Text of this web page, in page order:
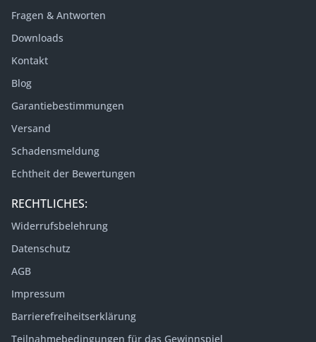
Fragen & Antworten
Downloads
Kontakt
Blog
Garantiebestimmungen
Versand
Schadensmeldung
Echtheit der Bewertungen
RECHTLICHES:
Widerrufsbelehrung
Datenschutz
AGB
Impressum
Barrierefreiheitserklärung
Teilnahmebedingungen für das Gewinnspiel